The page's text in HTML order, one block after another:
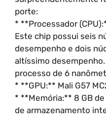
porte:
* **Processador
Este chip possui seis
desempenho e dois
altíssimo
processo de 6
* **GPU:** Mali G57
* **Memória:** 8 GB
de armazenamento